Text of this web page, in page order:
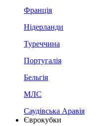
Франція
Нідерланди
Туреччина
Португалія
Бельгія
МЛС
Саудівська Аравія
Єврокубки